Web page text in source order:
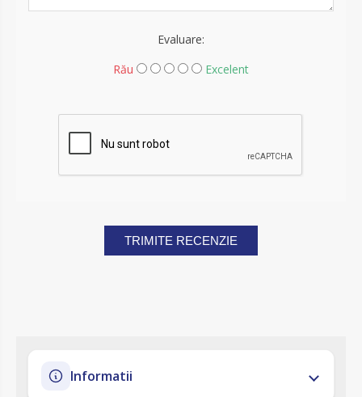
Evaluare:
Rău
Excelent
TRIMITE RECENZIE
Informatii